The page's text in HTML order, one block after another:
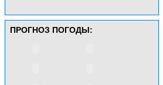
ПРОГНОЗ ПОГОДЫ: